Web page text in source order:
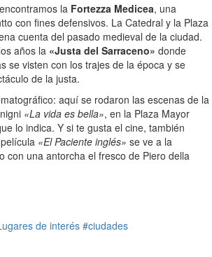
la Fortezza Medicea, una
con fines defensivos. La Catedral y la Plaza
cuenta del pasado medieval de la ciudad.
años la «Justa del Sarraceno» donde
se visten con los trajes de la época y se
de la justa.
aquí se rodaron las escenas de la
«La vida es bella», en la Plaza Mayor
lo indica. Y si te gusta el cine, también
«El Paciente inglés» se ve a la
con una antorcha el fresco de Piero della
de interés#ciudades